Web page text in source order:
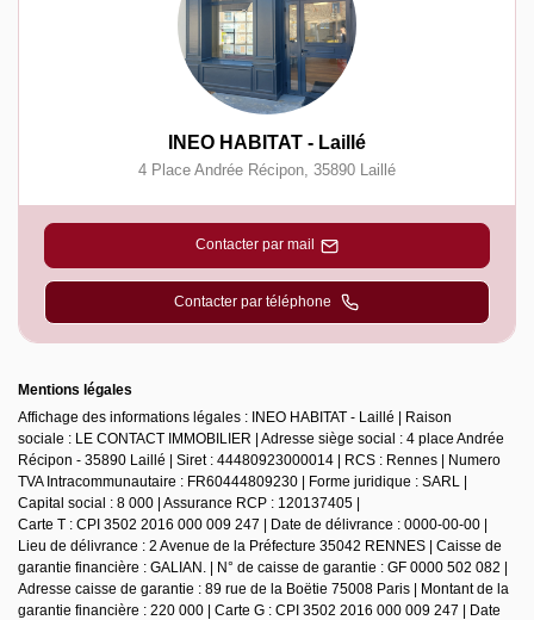
INEO HABITAT - Laillé
4 Place Andrée Récipon, 35890 Laillé
Contacter par mail
Contacter par téléphone
Mentions légales
Affichage des informations légales : INEO HABITAT - Laillé | Raison
sociale : LE CONTACT IMMOBILIER | Adresse siège social : 4 place Andrée
Récipon - 35890 Laillé | Siret : 44480923000014 | RCS : Rennes | Numero
TVA Intracommunautaire : FR60444809230 | Forme juridique : SARL |
Capital social : 8 000 | Assurance RCP : 120137405 |
Carte T : CPI 3502 2016 000 009 247 | Date de délivrance : 0000-00-00 |
Lieu de délivrance : 2 Avenue de la Préfecture 35042 RENNES | Caisse de
garantie financière : GALIAN. | N° de caisse de garantie : GF 0000 502 082 |
Adresse caisse de garantie : 89 rue de la Boëtie 75008 Paris | Montant de la
garantie financière : 220 000 | Carte G : CPI 3502 2016 000 009 247 | Date